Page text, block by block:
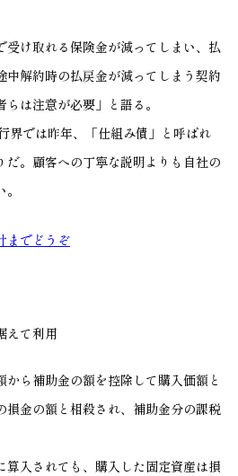
け取れる保険金が減ってしまい、払
解約時の払戻金が減ってしまう契約
は注意が必要」と語る。
界では昨年、「仕組み債」と呼ばれ
。顧客への丁寧な説明よりも自社の
までどうぞ
えて利用
ら補助金の額を控除して購入価額と
金の額と相殺され、補助金分の課税
入されても、購入した固定資産は損